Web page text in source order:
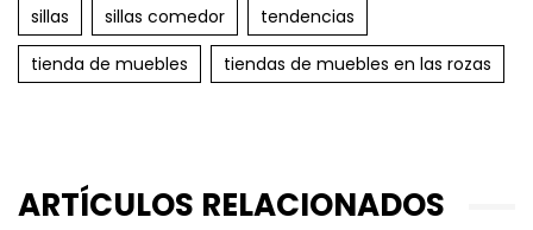
sillas
sillas comedor
tendencias
tienda de muebles
tiendas de muebles en las rozas
ARTÍCULOS RELACIONADOS